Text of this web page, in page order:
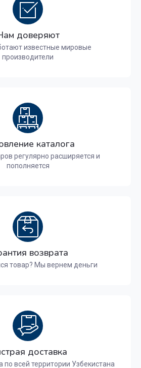
доверяют
известные мировые
производители
каталога
регулярно расширяется и
пополняется
возврата
товар? Мы вернем деньги
доставка
по всей территории Узбекистана